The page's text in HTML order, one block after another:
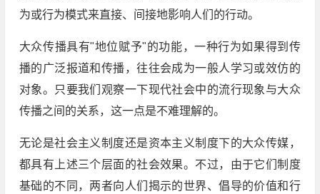
为或行为模式来直接、间接地影响人们的行动。
大众传播具有"地位赋予"的功能，一种行为如果得到传
播的广泛报道和传播，往往会成为一般人学习或效仿的
对象。只要我们观察一下现代社会中的流行现象与大众
传播之间的关系，这一点是不难理解的。
无论是社会主义制度还是资本主义制度下的大众传媒，
都具有上述三个层面的社会效果。不过，由于它们制度
基础的不同，两者向人们揭示的世界、倡导的价值和行